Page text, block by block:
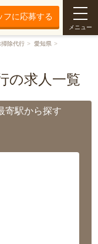
フに応募する
メニュー
掃除代行
愛知県
の求人一覧
寄駅から探す